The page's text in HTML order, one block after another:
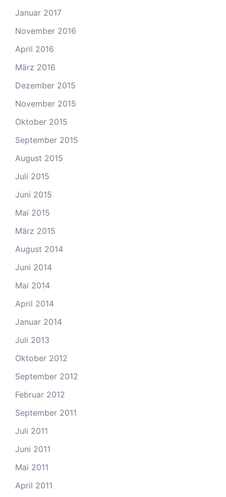
Januar 2017
November 2016
April 2016
März 2016
Dezember 2015
November 2015
Oktober 2015
September 2015
August 2015
Juli 2015
Juni 2015
Mai 2015
März 2015
August 2014
Juni 2014
Mai 2014
April 2014
Januar 2014
Juli 2013
Oktober 2012
September 2012
Februar 2012
September 2011
Juli 2011
Juni 2011
Mai 2011
April 2011